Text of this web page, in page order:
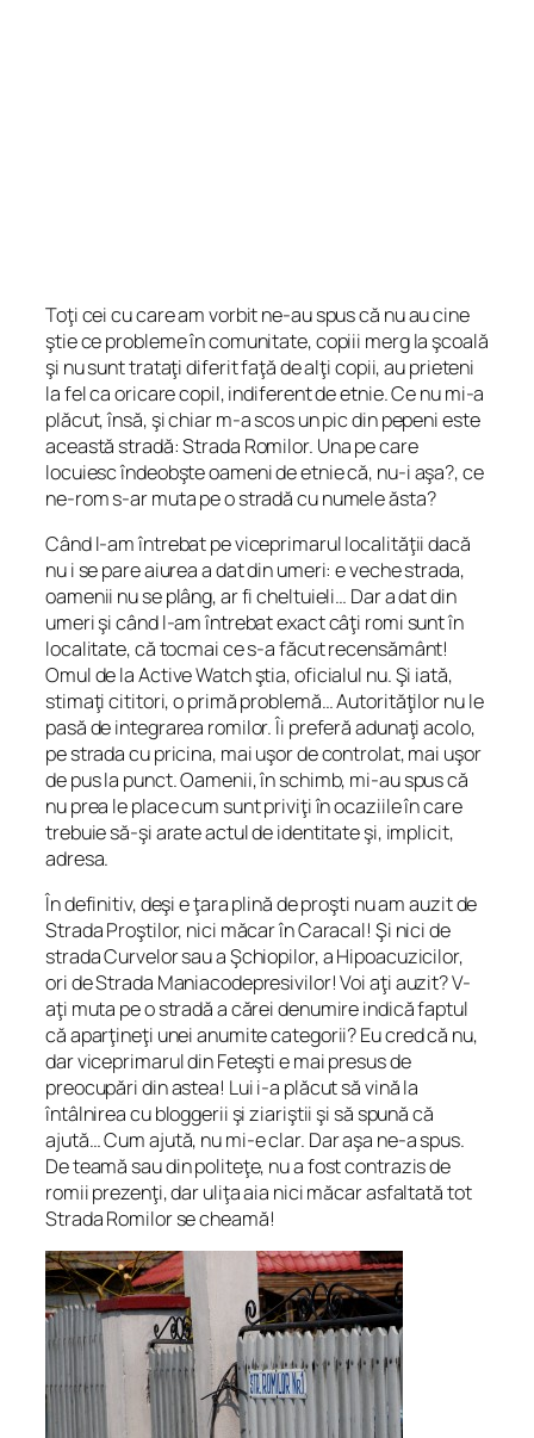
Toţi cei cu care am vorbit ne-au spus că nu au cine
ştie ce probleme în comunitate, copiii merg la şcoală
şi nu sunt trataţi diferit faţă de alţi copii, au prieteni
la fel ca oricare copil, indiferent de etnie. Ce nu mi-a
plăcut, însă, şi chiar m-a scos un pic din pepeni este
această stradă: Strada Romilor. Una pe care
locuiesc îndeobşte oameni de etnie că, nu-i aşa?, ce
ne-rom s-ar muta pe o stradă cu numele ăsta?
Când l-am întrebat pe viceprimarul localităţii dacă
nu i se pare aiurea a dat din umeri: e veche strada,
oamenii nu se plâng, ar fi cheltuieli… Dar a dat din
umeri şi când l-am întrebat exact câţi romi sunt în
localitate, că tocmai ce s-a făcut recensământ!
Omul de la Active Watch ştia, oficialul nu. Şi iată,
stimaţi cititori, o primă problemă… Autorităţilor nu le
pasă de integrarea romilor. Îi preferă adunaţi acolo,
pe strada cu pricina, mai uşor de controlat, mai uşor
de pus la punct. Oamenii, în schimb, mi-au spus că
nu prea le place cum sunt priviţi în ocaziile în care
trebuie să-şi arate actul de identitate şi, implicit,
adresa.
În definitiv, deşi e ţara plină de proşti nu am auzit de
Strada Proştilor, nici măcar în Caracal! Şi nici de
strada Curvelor sau a Şchiopilor, a Hipoacuzicilor,
ori de Strada Maniacodepresivilor! Voi aţi auzit? V-
aţi muta pe o stradă a cărei denumire indică faptul
că aparţineţi unei anumite categorii? Eu cred că nu,
dar viceprimarul din Feteşti e mai presus de
preocupări din astea! Lui i-a plăcut să vină la
întâlnirea cu bloggerii şi ziariştii şi să spună că
ajută… Cum ajută, nu mi-e clar. Dar aşa ne-a spus.
De teamă sau din politeţe, nu a fost contrazis de
romii prezenţi, dar uliţa aia nici măcar asfaltată tot
Strada Romilor se cheamă!